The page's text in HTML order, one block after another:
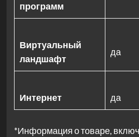
программ
Виртуальный
ландшафт
да
Интернет да
*Информация о товаре,